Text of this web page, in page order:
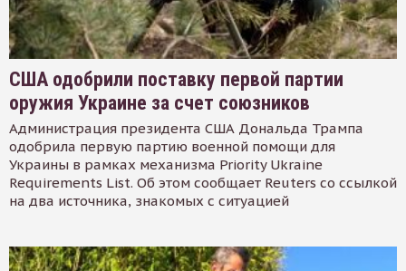
США одобрили поставку первой партии
оружия Украине за счет союзников
Администрация президента США Дональда Трампа
одобрила первую партию военной помощи для
Украины в рамках механизма Priority Ukraine
Requirements List. Об этом сообщает Reuters со ссылкой
на два источника, знакомых с ситуацией